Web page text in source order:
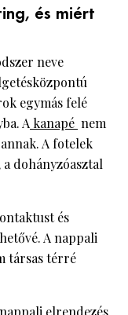
és miért
neve
egymás felé
A kanapé nem
A fotelek
dohányzóasztal
és
A nappali
társas térré
elrendezés